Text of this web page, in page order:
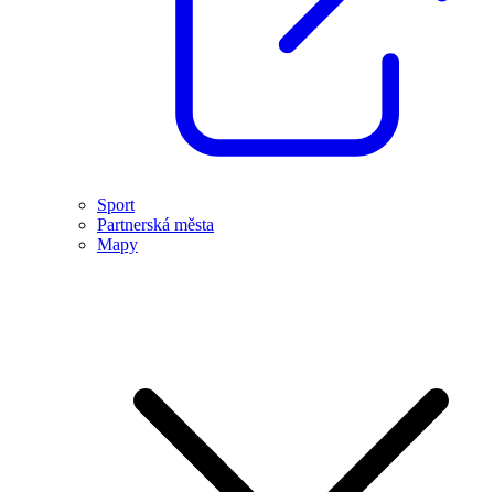
Sport
Partnerská města
Mapy